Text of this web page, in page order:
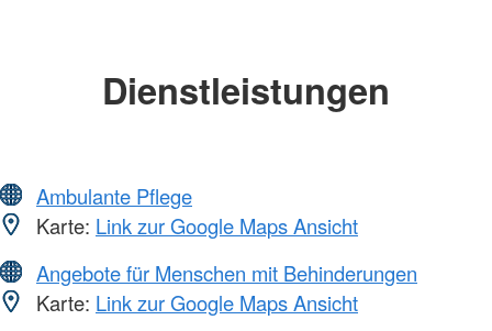
Dienstleistungen
Ambulante Pflege
Karte: Link zur Google Maps Ansicht
Angebote für Menschen mit Behinderungen
Karte: Link zur Google Maps Ansicht